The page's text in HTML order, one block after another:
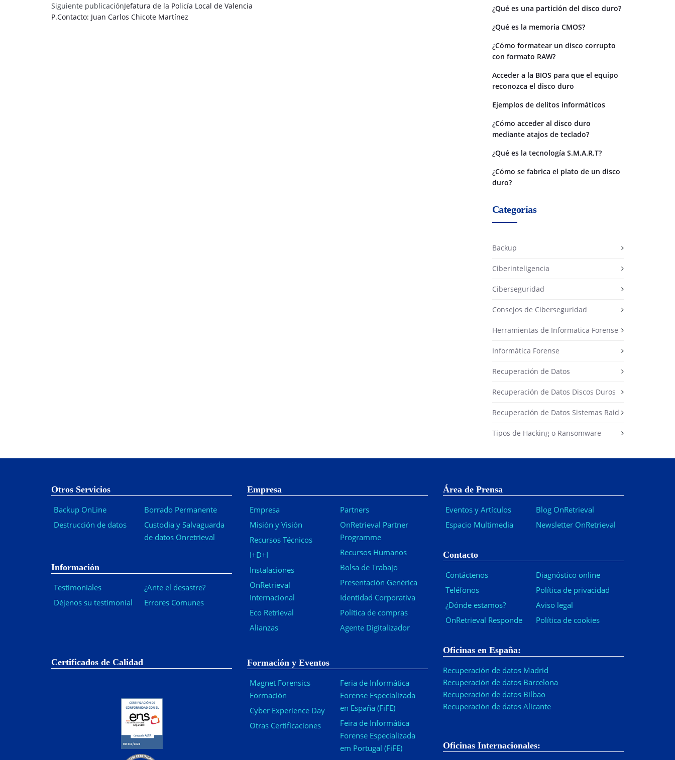
Siguiente publicaciónJefatura de la Policía Local de Valencia
P.Contacto: Juan Carlos Chicote Martínez
¿Qué es una partición del disco duro?
¿Qué es la memoria CMOS?
¿Cómo formatear un disco corrupto
con formato RAW?
Acceder a la BIOS para que el equipo
reconozca el disco duro
Ejemplos de delitos informáticos
¿Cómo acceder al disco duro
mediante atajos de teclado?
¿Qué es la tecnología S.M.A.R.T?
¿Cómo se fabrica el plato de un disco
duro?
Categorías
Backup
Ciberinteligencia
Ciberseguridad
Consejos de Ciberseguridad
Herramientas de Informatica Forense
Informática Forense
Recuperación de Datos
Recuperación de Datos Discos Duros
Recuperación de Datos Sistemas Raid
Tipos de Hacking o Ransomware
Otros Servicios
Backup OnLine
Destrucción de datos
Borrado Permanente
Custodia y Salvaguarda
de datos Onretrieval
Información
Testimoniales
Déjenos su testimonial
¿Ante el desastre?
Errores Comunes
Certificados de Calidad
Empresa
Empresa
Misión y Visión
Recursos Técnicos
I+D+I
Instalaciones
OnRetrieval
Internacional
Eco Retrieval
Alianzas
Partners
OnRetrieval Partner
Programme
Recursos Humanos
Bolsa de Trabajo
Presentación Genérica
Identidad Corporativa
Política de compras
Agente Digitalizador
Formación y Eventos
Magnet Forensics
Formación
Cyber Experience Day
Otras Certificaciones
Feria de Informática
Forense Especializada
en España (FiFE)
Feira de Informática
Forense Especializada
em Portugal (FiFE)
Área de Prensa
Eventos y Artículos
Espacio Multimedia
Blog OnRetrieval
Newsletter OnRetrieval
Contacto
Contáctenos
Teléfonos
¿Dónde estamos?
OnRetrieval Responde
Diagnóstico online
Política de privacidad
Aviso legal
Política de cookies
Oficinas en España:
Recuperación de datos Madrid
Recuperación de datos Barcelona
Recuperación de datos Bilbao
Recuperación de datos Alicante
Oficinas Internacionales: